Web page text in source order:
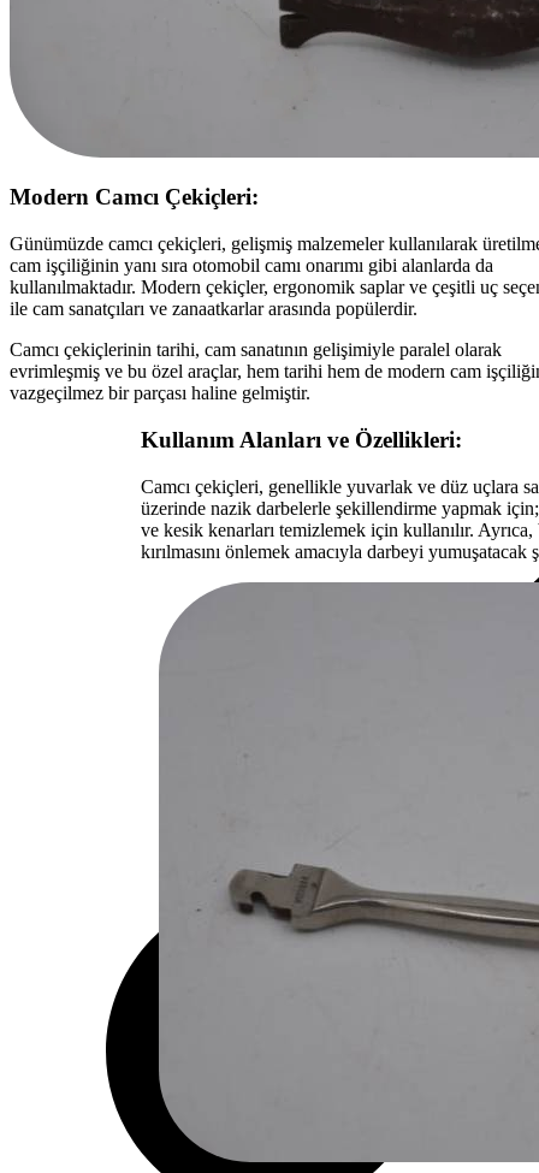
Modern Camcı Çekiçleri:
Günümüzde camcı çekiçleri, gelişmiş malzemeler kullanılarak
cam işçiliğinin yanı sıra otomobil camı onarımı gibi alanlarda da
kullanılmaktadır. Modern çekiçler, ergonomik saplar ve çeşitli uç
ile cam sanatçıları ve zanaatkarlar arasında popülerdir.
Camcı çekiçlerinin tarihi, cam sanatının gelişimiyle paralel olarak
evrimleşmiş ve bu özel araçlar, hem tarihi hem de modern cam
vazgeçilmez bir parçası haline gelmiştir.
Kullanım Alanları ve Özellikleri:
Camcı çekiçleri, genellikle yuvarlak ve düz uçlara
üzerinde nazik darbelerle şekillendirme yapmak
ve kesik kenarları temizlemek için kullanılır.
kırılmasını önlemek amacıyla darbeyi yumuşatacak